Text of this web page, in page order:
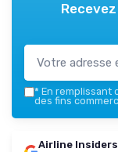
* En remplissant
des fins
Airline Insiders